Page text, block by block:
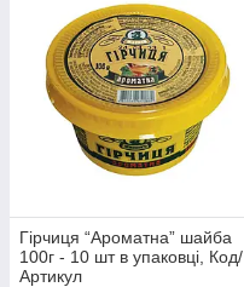
Гірчиця “Ароматна” шайба
100г - 10 шт в упаковці, Код/
Артикул